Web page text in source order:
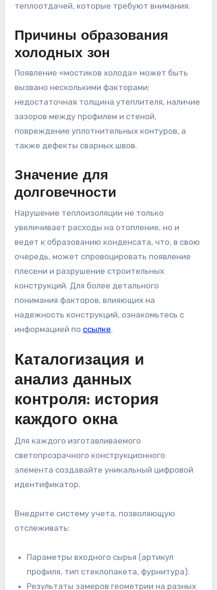
теплоотдачей, которые требуют внимания.
Причины образования
холодных зон
Появление «мостиков холода» может быть
вызвано несколькими факторами:
недостаточная толщина утеплителя, наличие
зазоров между профилем и стеной,
повреждение уплотнительных контуров, а
также дефекты сварных швов.
Значение для
долговечности
Нарушение теплоизоляции не только
увеличивает расходы на отопление, но и
ведет к образованию конденсата, что, в свою
очередь, может спровоцировать появление
плесени и разрушение строительных
конструкций. Для более детального
понимания факторов, влияющих на
надежность конструкций, ознакомьтесь с
информацией по ссылке.
Каталогизация и
анализ данных
контроля: история
каждого окна
Для каждого изготавливаемого
светопрозрачного конструкционного
элемента создавайте уникальный цифровой
идентификатор.
Внедрите систему учета, позволяющую
отслеживать:
Параметры входного сырья (артикул
профиля, тип стеклопакета, фурнитура).
Результаты замеров геометрии на разных